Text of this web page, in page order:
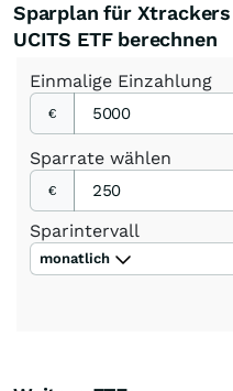
Sparplan für Xtrackers
UCITS ETF berechnen
Einmalige Einzahlung
€
Sparrate wählen
€
Sparintervall
monatlich